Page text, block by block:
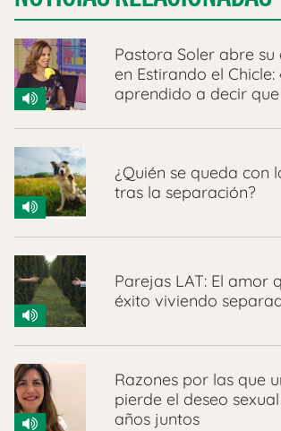
Pastora Soler abre su
en Estirando el Chicle:
aprendido a decir que
¿Quién se queda con
tras la separación?
Parejas LAT: El amor
éxito viviendo
Razones por las que
pierde el deseo
años juntos